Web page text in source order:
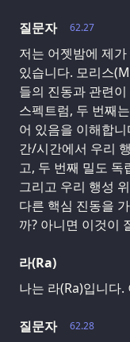
62.27
질문자
저는 어젯밤에 제
있습니다. 모리스
들의 진동과 관련
스펙트럼, 두 번째
어 있음을 이해합
간/시간에서 우리
고, 두 번째 밀도
그리고 우리 행성
다른 핵심 진동을
까? 아니면 이것이
라(Ra)
나는 라(Ra)입니다
62.28
질문자